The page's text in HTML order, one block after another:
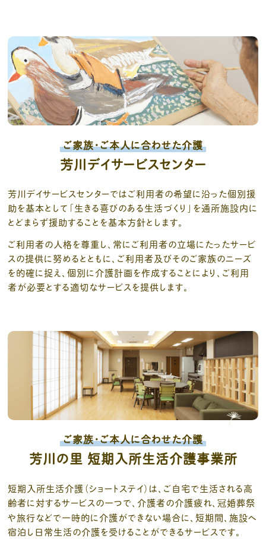
ご家族・ご本人に合わせた介護
芳川デイサービスセンター
芳川デイサービスセンターではご利用者の希望に沿った個別援
助を基本として「生きる喜びのある生活づくり」を通所施設内に
とどまらず援助することを基本方針とします。
ご利用者の人格を尊重し、常にご利用者の立場にたったサービ
スの提供に努めるとともに、ご利用者及びそのご家族のニーズ
を的確に捉え、個別に介護計画を作成することにより、ご利用
者が必要とする適切なサービスを提供します。
ご家族・ご本人に合わせた介護
芳川の里 短期入所生活介護事業所
短期入所生活介護（ショートステイ）は、ご自宅で生活される高
齢者に対するサービスの一つで、介護者の介護疲れ、冠婚葬祭
や旅行などで一時的に介護ができない場合に、短期間、施設へ
宿泊し日常生活の介護を受けることができるサービスです。